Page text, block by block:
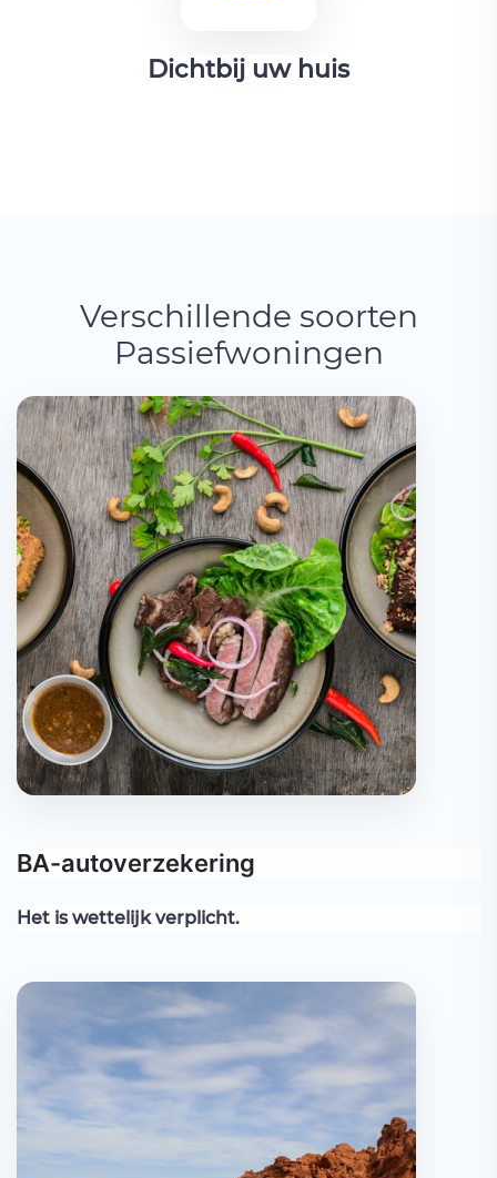
Dichtbij uw huis
Verschillende soorten
Passiefwoningen
BA-autoverzekering
Het is wettelijk verplicht.